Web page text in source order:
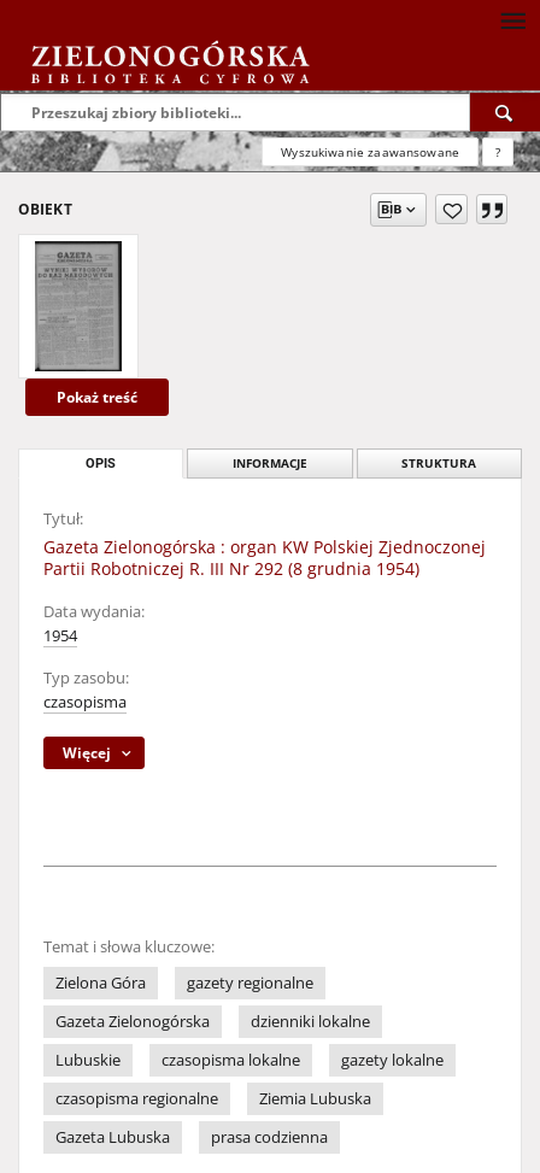
Wyszukiwanie zaawansowane ?
OBIEKT
Pokaż treść
OPIS INFORMACJE STRUKTURA
Tytuł:
Gazeta Zielonogórska : organ KW Polskiej Zjednoczonej
Partii Robotniczej R. III Nr 292 (8 grudnia 1954)
Data wydania:
1954
Typ zasobu:
czasopisma
Więcej
Temat i słowa kluczowe:
Zielona Góra
gazety regionalne
Gazeta Zielonogórska
dzienniki lokalne
Lubuskie
czasopisma lokalne
gazety lokalne
czasopisma regionalne
Ziemia Lubuska
Gazeta Lubuska
prasa codzienna